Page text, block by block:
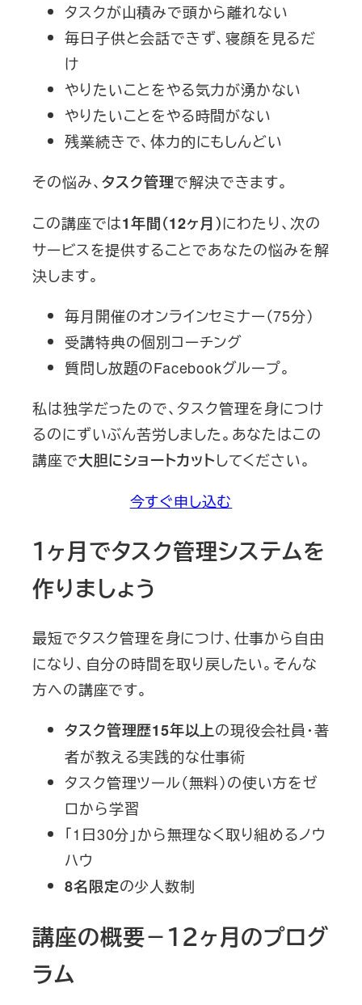
タスクが山積みで頭から離れない
毎日子供と会話できず、寝顔を見るだ
け
やりたいことをやる気力が湧かない
やりたいことをやる時間がない
残業続きで、体力的にもしんどい
その悩み、タスク管理で解決できます。
この講座では1年間（12ヶ月）にわたり、次の
サービスを提供することであなたの悩みを解
決します。
毎月開催のオンラインセミナー（75分）
受講特典の個別コーチング
質問し放題のFacebookグループ。
私は独学だったので、タスク管理を身につけ
るのにずいぶん苦労しました。あなたはこの
講座で大胆にショートカットしてください。
今すぐ申し込む
１ヶ月でタスク管理システムを
作りましょう
最短でタスク管理を身につけ、仕事から自由
になり、自分の時間を取り戻したい。そんな
方への講座です。
タスク管理歴15年以上の現役会社員・著
者が教える実践的な仕事術
タスク管理ツール（無料）の使い方をゼ
ロから学習
「1日30分」から無理なく取り組めるノウ
ハウ
8名限定の少人数制
講座の概要－１２ヶ月のプログ
ラム